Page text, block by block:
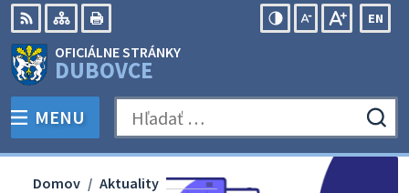
Preskočiť
na
obsah
RSS Mapa
EN
OFICIÁLNE STRÁNKY
DUBOVCE
PREPNÚŤ
MENU Hľadať:
Domov Aktuality